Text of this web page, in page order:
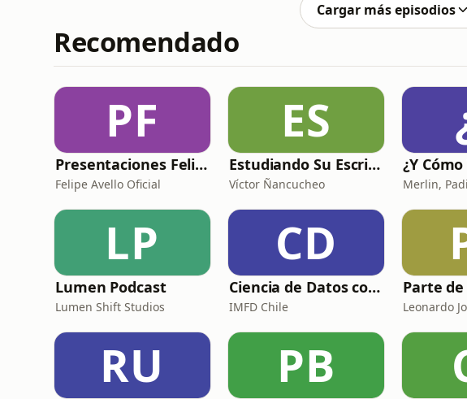
Cargar más episodios
Recomendado
PF
Presentaciones Felipe Avello
Felipe Avello Oficial
ES
Estudiando Su Escritura
Víctor Ñancucheo
¿Y
Merlin,
LP
Lumen Podcast
Lumen Shift Studios
CD
Ciencia de Datos con Jocelyn Dunstan
IMFD Chile
RU PB